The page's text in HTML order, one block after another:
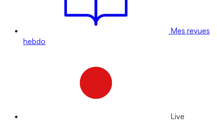
Mes revues
hebdo
Live